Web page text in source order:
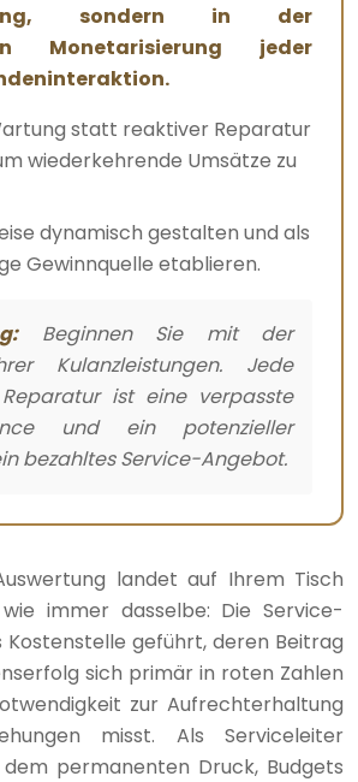
sondern in der
Monetarisierung jeder
statt reaktiver Reparatur
wiederkehrende Umsätze zu
dynamisch gestalten und als
Gewinnquelle etablieren.
Beginnen Sie mit der
Kulanzleistungen. Jede
ist eine verpasste
und ein potenzieller
bezahltes Service-Angebot.
landet auf Ihrem Tisch
immer dasselbe: Die Service-
Kostenstelle geführt, deren Beitrag
sich primär in roten Zahlen
zur Aufrechterhaltung
misst. Als Serviceleiter
permanenten Druck, Budgets